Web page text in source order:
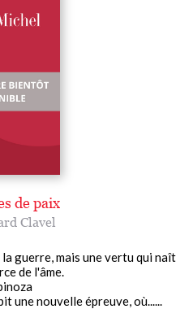
de paix
Clavel
la guerre, mais une vertu qui naît
de l'âme.
une nouvelle épreuve, où......